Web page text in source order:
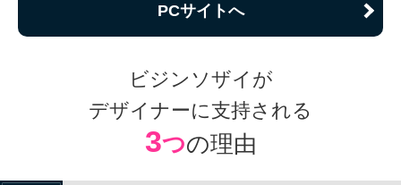
PCサイトへ
ビジンソザイが
デザイナーに支持される
3つの理由